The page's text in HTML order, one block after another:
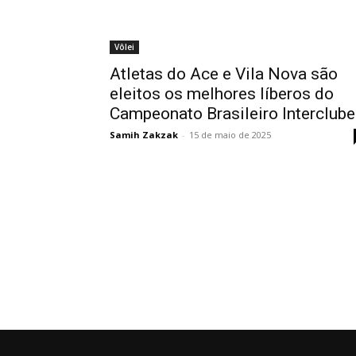
Vôlei
Atletas do Ace e Vila Nova são
eleitos os melhores líberos do
Campeonato Brasileiro
Samih Zakzak - 15 de maio de 2025